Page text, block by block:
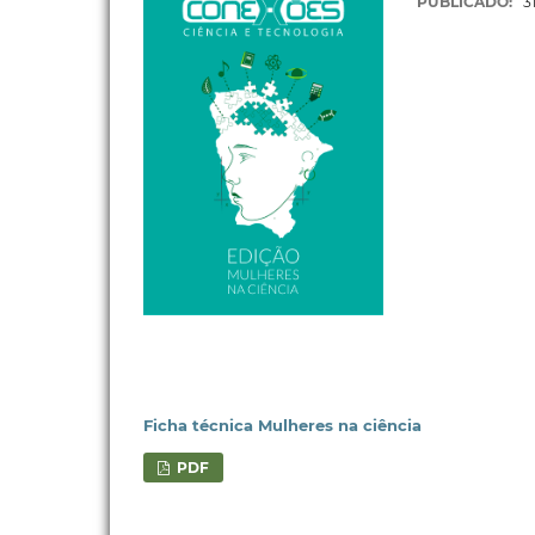
Ficha técnica Mulheres na ciência
PDF